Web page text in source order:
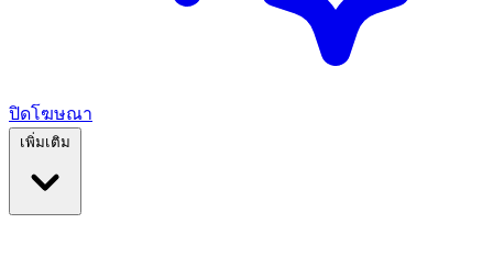
ปิดโฆษณา
เพิ่มเติม